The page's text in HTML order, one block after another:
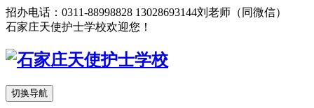
招办电话：0311-88998828 13028693144刘老师（同微信）
石家庄天使护士学校欢迎您！
切换导航